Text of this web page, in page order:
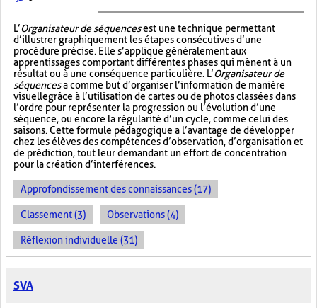
L’Organisateur de séquencesest une technique permettant
d’illustrer graphiquement les étapes consécutives d’une
procédure précise. Elle s’applique généralement aux
apprentissages comportant différentes phases qui mènent à un
résultat ou à une conséquence particulière. L’Organisateur de
séquencesa comme but d’organiser l’information de manière
visuellegrâce à l’utilisation de cartes ou de photos classées dans
l’ordre pour représenter la progression ou l’évolution d’une
séquence, ou encore la régularité d’un cycle, comme celui des
saisons. Cette formule pédagogique a l’avantage de développer
chez les élèves des compétences d’observation, d’organisation et
de prédiction, tout leur demandant un effort de concentration
pour la création d’interférences.
Approfondissement des connaissances (17)
Classement (3) Observations (4)
Réflexion individuelle (31)
SVA